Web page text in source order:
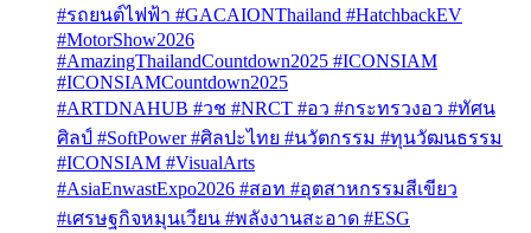
#รถยนต์ไฟฟ้า #GACAIONThailand #HatchbackEV
#MotorShow2026
#AmazingThailandCountdown2025 #ICONSIAM
#ICONSIAMCountdown2025
#ARTDNAHUB #วช #NRCT #อว #กระทรวงอว #ทัศน
ศิลป์ #SoftPower #ศิลปะไทย #นวัตกรรม #ทุนวัฒนธรรม
#ICONSIAM #VisualArts
#AsiaEnwastExpo2026 #สอท #อุตสาหกรรมสีเขียว
#เศรษฐกิจหมุนเวียน #พลังงานสะอาด #ESG